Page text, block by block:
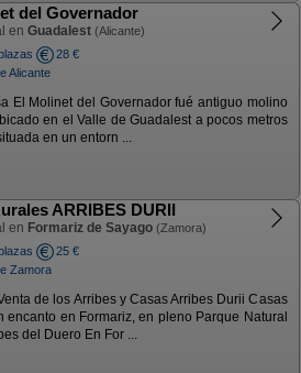
del Governador
en Guadalest (Alicante)
28 €
Alicante
El Molinet del Governador fué antiguo molino
en el Valle de Guadalest a pocos metros
en un entorn ...
ARRIBES DURII
en Formariz de Sayago (Zamora)
25 €
Zamora
de los Arribes y Casas Arribes Durii Casas
encanto en Formariz, en pleno Parque Natural
del Duero En For ...